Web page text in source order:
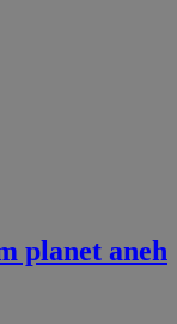
planet aneh